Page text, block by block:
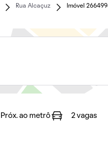
Rua Alcaçuz Imóvel
Próx. ao metrô 2 vagas